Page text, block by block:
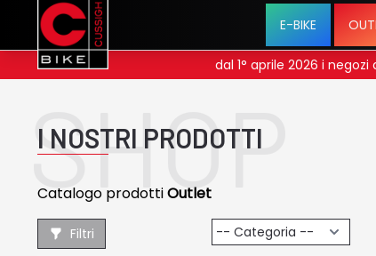
E-BIKE
dal 1° aprile 2026 i
SHOP
I NOSTRI PRODOTTI
Catalogo prodottiOutlet
Filtri
menu